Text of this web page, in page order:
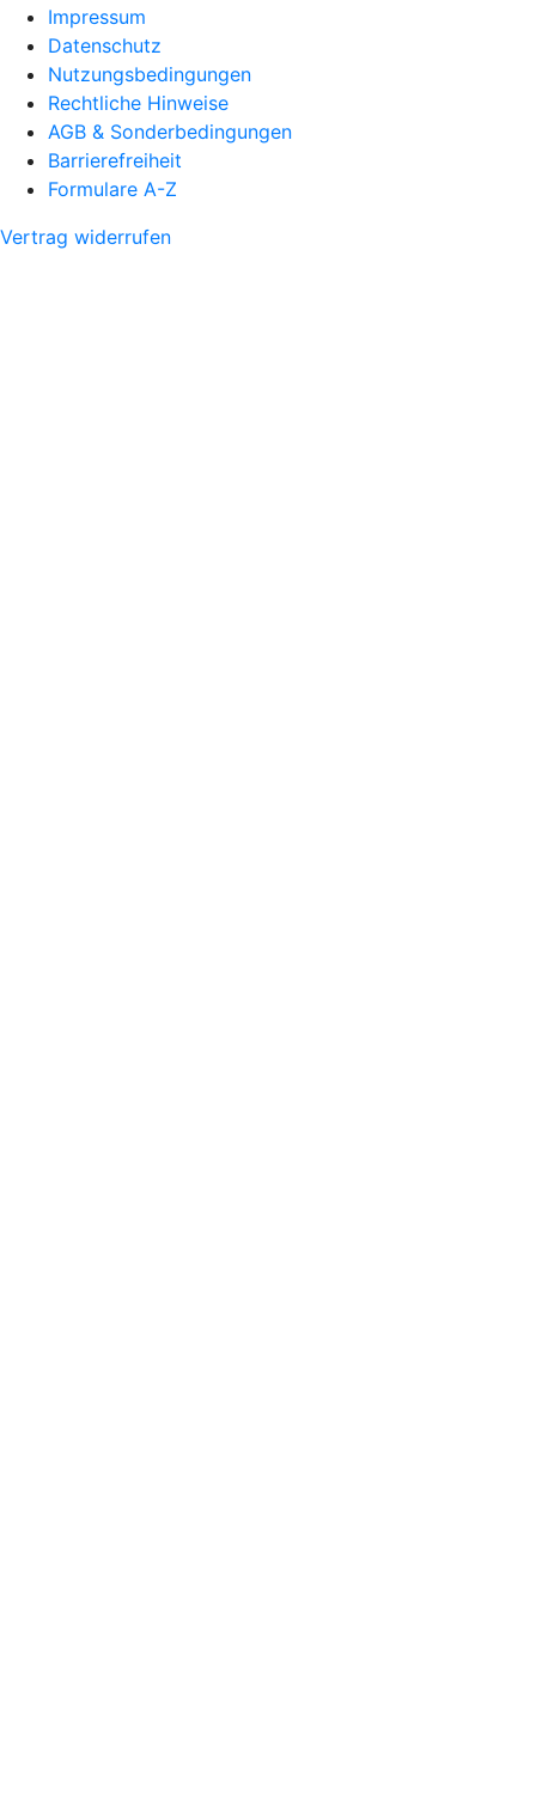
Impressum
Datenschutz
Nutzungsbedingungen
Rechtliche Hinweise
AGB & Sonderbedingungen
Barrierefreiheit
Formulare A-Z
Vertrag widerrufen